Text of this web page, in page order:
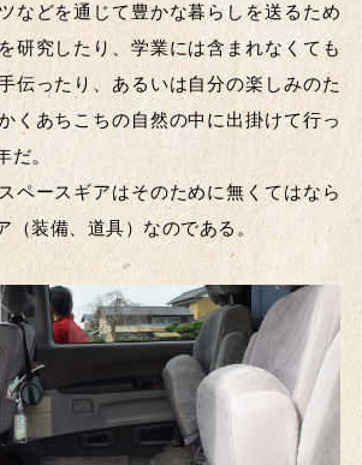
などを通じて豊かな暮らしを送るため
研究したり、学業には含まれなくても
伝ったり、あるいは自分の楽しみのた
くあちこちの自然の中に出掛けて行っ
だ。
ペースギアはそのために無くてはなら
（装備、道具）なのである。